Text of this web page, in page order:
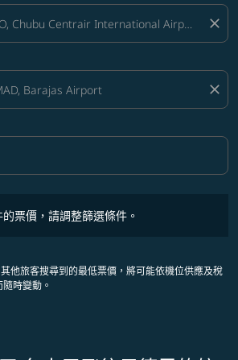
close
close
票價，請調整篩選條件。
他旅客搜尋到的最低票價，將可能依機位供應及稅
時變動。